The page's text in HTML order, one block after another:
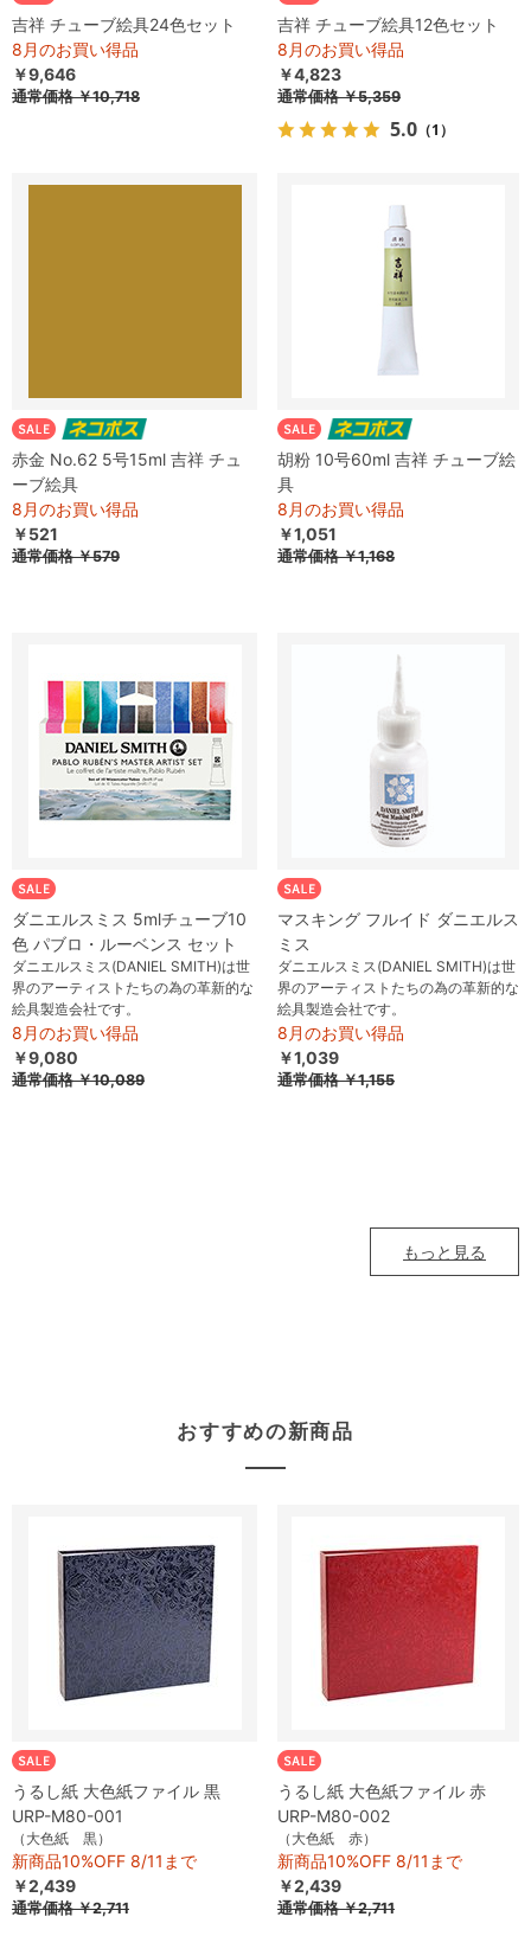
吉祥 チューブ絵具24色セット
8月のお買い得品
￥9,646
通常価格￥10,718
吉祥 チューブ絵具12色セット
8月のお買い得品
￥4,823
通常価格￥5,359
5.0 （1）
赤金 No.62 5号15ml 吉祥 チュ
ーブ絵具
8月のお買い得品
￥521
通常価格￥579
胡粉 10号60ml 吉祥 チューブ絵
具
8月のお買い得品
￥1,051
通常価格￥1,168
ダニエルスミス 5mlチューブ10
色 パブロ・ルーベンス セット
ダニエルスミス(DANIEL SMITH)は世
界のアーティストたちの為の革新的な
絵具製造会社です。
8月のお買い得品
￥9,080
通常価格￥10,089
マスキング フルイド ダニエルス
ミス
ダニエルスミス(DANIEL SMITH)は世
界のアーティストたちの為の革新的な
絵具製造会社です。
8月のお買い得品
￥1,039
通常価格￥1,155
もっと見る
おすすめの新商品
うるし紙 大色紙ファイル 黒
URP-M80-001
（大色紙 黒）
新商品10%OFF 8/11まで
￥2,439
通常価格￥2,711
うるし紙 大色紙ファイル 赤
URP-M80-002
（大色紙 赤）
新商品10%OFF 8/11まで
￥2,439
通常価格￥2,711